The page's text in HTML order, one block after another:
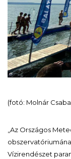
(fotó: Molnár
„Az Országos
Vízirendészet